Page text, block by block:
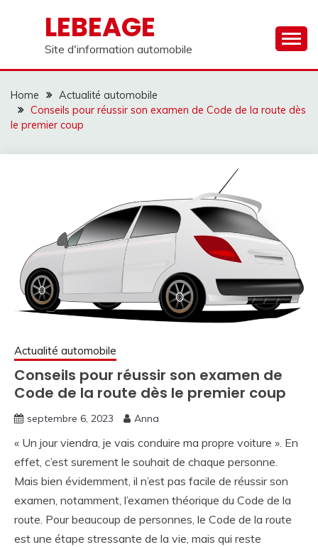
LEBEAGE
Site d'information automobile
Home
Actualité automobile
Conseils pour réussir son examen de Code de la route dès
le premier coup
Actualité automobile
Conseils pour réussir son examen de
Code de la route dès le premier coup
septembre 6, 2023 Anna
« Un jour viendra, je vais conduire ma propre voiture ». En
effet, c’est surement le souhait de chaque personne.
Mais bien évidemment, il n’est pas facile de réussir son
examen, notamment, l’examen théorique du Code de la
route. Pour beaucoup de personnes, le Code de la route
est une étape stressante de la vie, mais qui reste